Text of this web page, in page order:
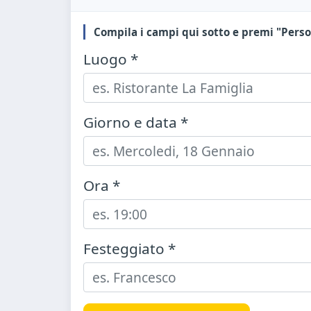
Compila i campi qui sotto e premi
Luogo *
Giorno e data *
Ora *
Festeggiato *